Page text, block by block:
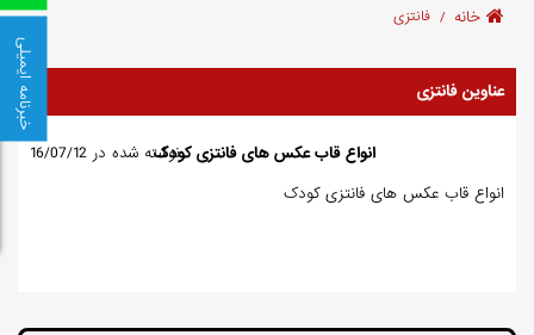
خانه فانتزی
عناوین فانتزی
انواع قاب عکس های فانتزی کودک
انواع قاب عکس های فانتزی کودک
نوشته شده در 16/07/12
خبرنامه ایمیلی